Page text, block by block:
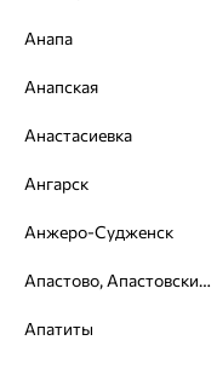
Бренд:SOKOLOV
Вес металла:
Доставка и оплата
Похожие изделия
Анапа
Анапская
Анастасиевка
Ангарск
Анжеро-Судженск
Апастово, Апастовский район
Апатиты